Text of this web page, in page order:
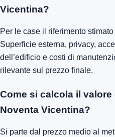
Vicentina?
Per le case il riferimento stimato
Superficie esterna, privacy,
dell’edificio e costi di
rilevante sul prezzo finale.
Come si calcola il
Noventa Vicentina?
Si parte dal prezzo medio al